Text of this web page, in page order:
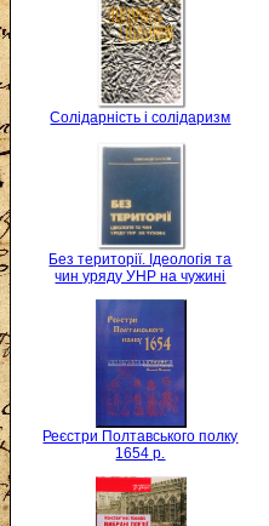
Солідарність і солідаризм
Без території. Ідеологія та
чин уряду УНР на чужині
Реєстри Полтавського полку
1654 р.